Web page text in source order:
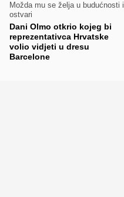
Možda mu se želja u budućnosti i
ostvari
Dani Olmo otkrio kojeg bi
reprezentativca Hrvatske
volio vidjeti u dresu
Barcelone